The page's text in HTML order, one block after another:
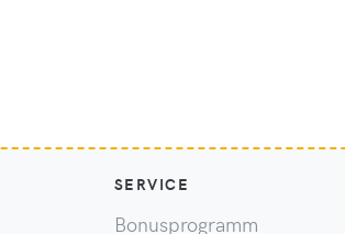
SERVICE
Bonusprogramm